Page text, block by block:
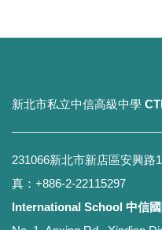
新北市私立中信高級中學
231066新北市新店區安興路
真：+886-2-
International School 中信